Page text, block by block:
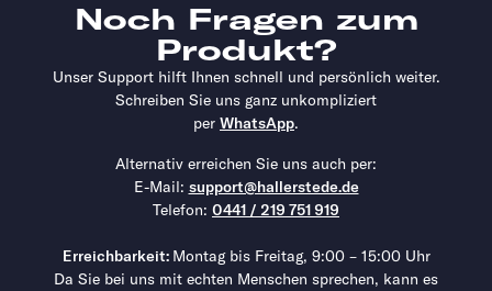
Noch Fragen zum
Produkt?
Unser Support hilft Ihnen schnell und persönlich weiter.
Schreiben Sie uns ganz unkompliziert
per WhatsApp.
Alternativ erreichen Sie uns auch per:
E-Mail: support@hallerstede.de
Telefon: 0441 / 219 751 919
Erreichbarkeit: Montag bis Freitag, 9:00 – 15:00 Uhr
Da Sie bei uns mit echten Menschen sprechen, kann es